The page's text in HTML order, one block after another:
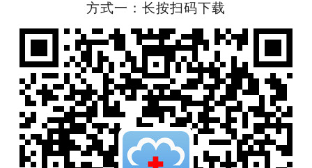
方式一：长按扫码下载